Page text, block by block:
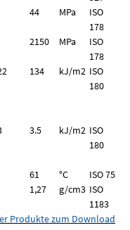
44 MPa
ISO
178
2150 MPa
ISO
178
134 kJ/m2 ISO
180
3.5 kJ/m2 ISO
180
61 °C
ISO 75
1,27 g/cm3 ISO
1183
Produkte zum Download